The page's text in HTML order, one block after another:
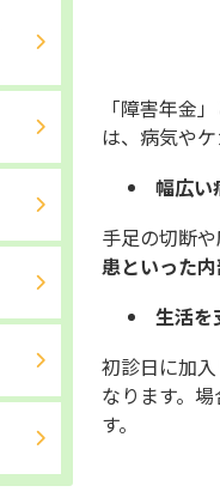
「障害年金
は、病気や
幅広い
手足の切断
患といった
生活を
初診日に加
なります。
す。